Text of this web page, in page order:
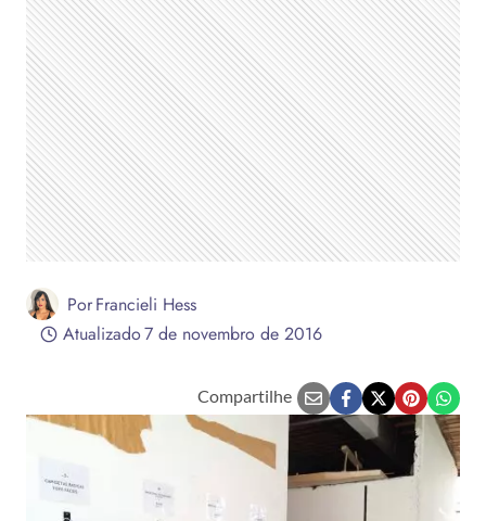
PorFrancieli Hess
Atualizado7 de novembro de 2016
Compartilhe